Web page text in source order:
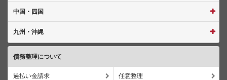
中国・四国
九州・沖縄
債務整理について
過払い金請求 任意整理